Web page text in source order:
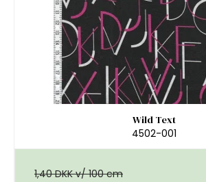
Wild Text
4502-001
1,40 DKK v/ 100 cm